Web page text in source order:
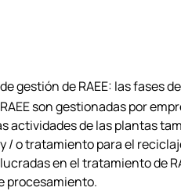
gestión de RAEE: las fases
son gestionadas por
actividades de las plantas
/ o tratamiento para el
en el tratamiento de
procesamiento.